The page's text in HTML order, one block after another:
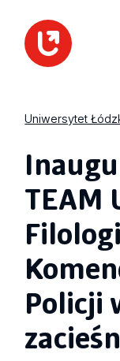
Uniwersytet
TEAM
Policji